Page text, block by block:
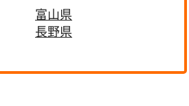
富山県
長野県